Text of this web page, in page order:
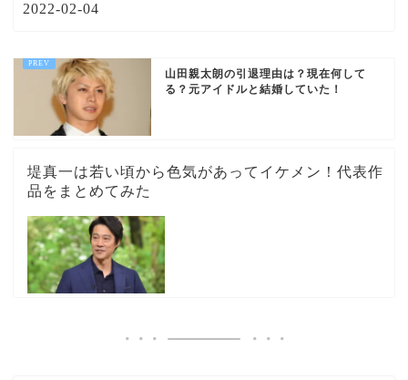
2022-02-04
山田親太朗の引退理由は？現在何して
る？元アイドルと結婚していた！
堤真一は若い頃から色気があってイケメン！代表作
品をまとめてみた